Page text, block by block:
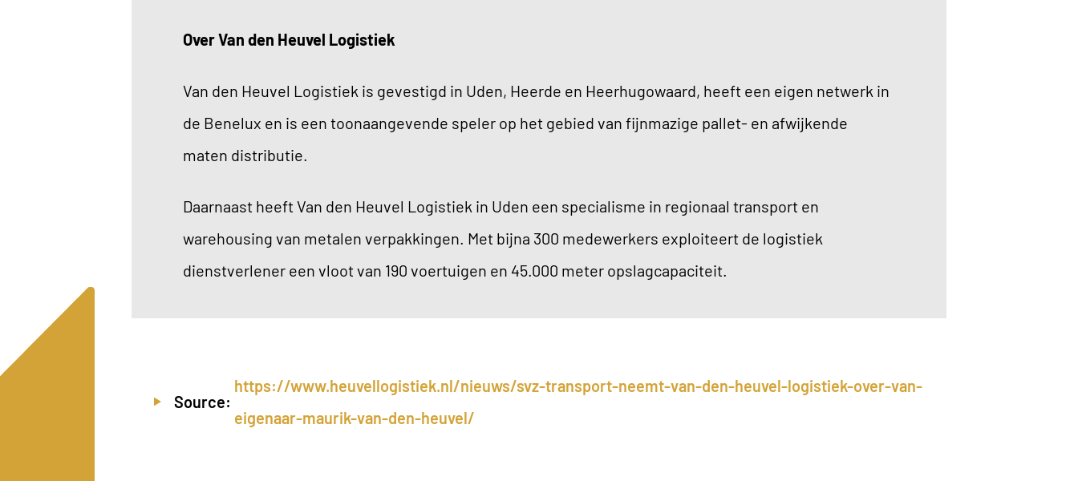
Over Van den Heuvel Logistiek
Van den Heuvel Logistiek is gevestigd in Uden, Heerde en Heerhugowaard, heeft een eigen netwerk in
de Benelux en is een toonaangevende speler op het gebied van fijnmazige pallet- en afwijkende
maten distributie.
Daarnaast heeft Van den Heuvel Logistiek in Uden een specialisme in regionaal transport en
warehousing van metalen verpakkingen. Met bijna 300 medewerkers exploiteert de logistiek
dienstverlener een vloot van 190 voertuigen en 45.000 meter opslagcapaciteit.
Source:
https://www.heuvellogistiek.nl/nieuws/svz-transport-neemt-van-den-heuvel-logistiek-over-van-
eigenaar-maurik-van-den-heuvel/